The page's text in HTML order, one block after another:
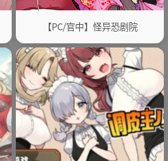
【PC/官中】怪异恐剧院